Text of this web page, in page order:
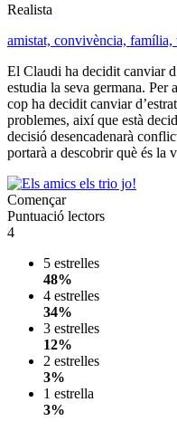
Realista
amistat, convivència, família,
El Claudi ha decidit canviar
estudia la seva germana. Per
cop ha decidit canviar
problemes, així que està
decisió desencadenarà
portarà a descobrir què és la
Començar
Puntuació lectors
4
5 estrelles
48%
4 estrelles
34%
3 estrelles
12%
2 estrelles
3%
1 estrella
3%